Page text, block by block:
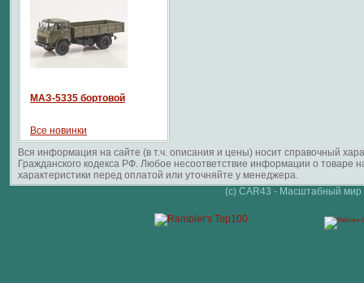
МАЗ-5335 бортовой
Все новинки
Вся информация на сайте (в т.ч. описания и цены) носит справочный
Гражданского кодекса РФ. Любое несоответствие информации о
характеристики перед оплатой или уточняйте у менеджера.
(c) CAR43 - Масштабный мир